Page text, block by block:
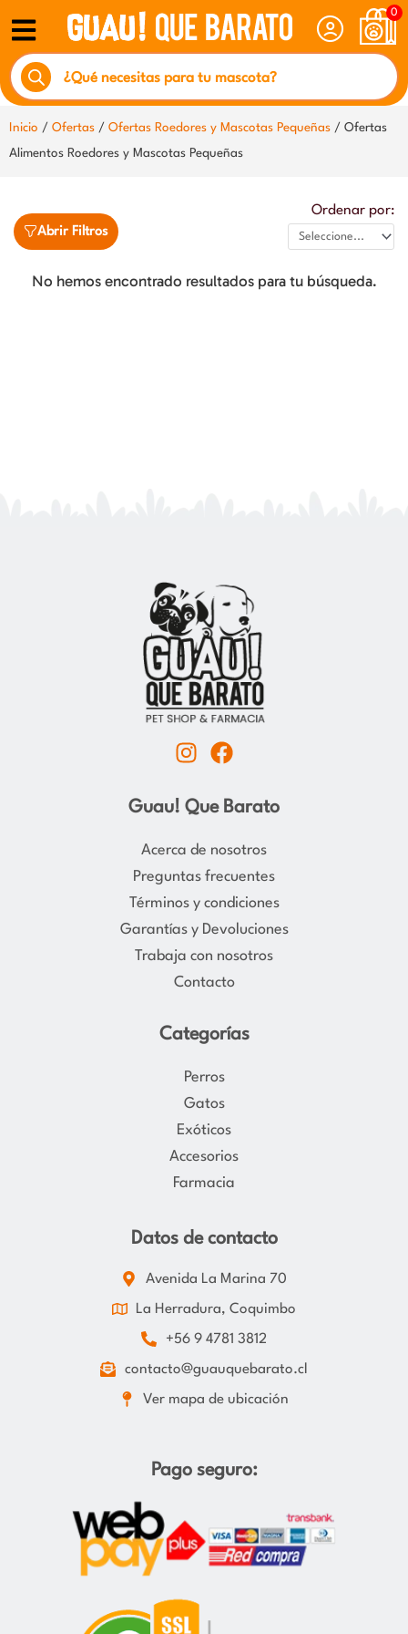
contenido
0
Búsqueda
de
productos
Inicio / Ofertas / Ofertas Roedores y Mascotas Pequeñas / Ofertas
Alimentos Roedores y Mascotas Pequeñas
Abrir Filtros
Ordenar por:
No hemos encontrado resultados para tu búsqueda.
I
s
t
a
r
a
m
F
c
e
b
o
k
Guau! Que Barato
Acerca de nosotros
Preguntas frecuentes
Términos y condiciones
Garantías y Devoluciones
Trabaja con nosotros
Contacto
Categorías
Perros
Gatos
Exóticos
Accesorios
Farmacia
Datos de contacto
Avenida La Marina 70
La Herradura, Coquimbo
+56 9 4781 3812
contacto@guauquebarato.cl
Ver mapa de ubicación
Pago seguro: